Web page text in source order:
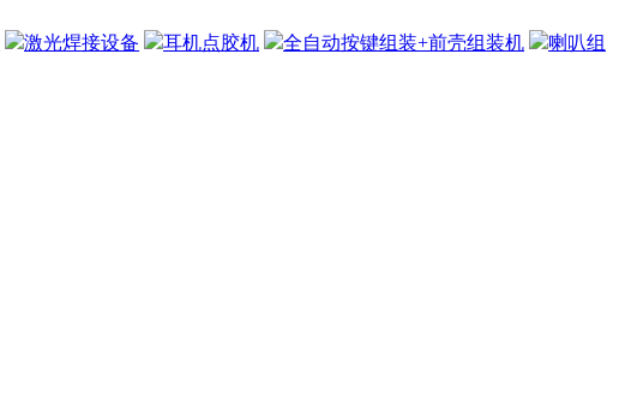
激光焊接设备 耳机点胶机 全自动按键组装+前壳组装机
喇叭组